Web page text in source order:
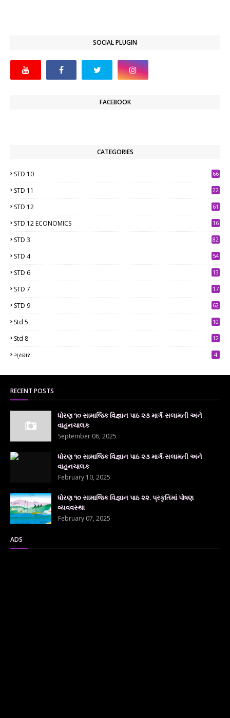
SOCIAL PLUGIN
FACEBOOK
CATEGORIES
STD 10 66
STD 11 22
STD 12 61
STD 12 ECONOMICS 16
STD 3 82
STD 4 54
STD 6
13
STD 7
17
STD 9 62
Std 5
10
Std 8
12
ગ્રામર 4
RECENT POSTS
ધોરણ ૧૦ સામાજિક વિજ્ઞાન પાઠ ૨૩ માર્ગ-સલામતી અને
વાહનચાલક
September 06, 2025
ધોરણ ૧૦ સામાજિક વિજ્ઞાન પાઠ ૨૩ માર્ગ-સલામતી અને
વાહનચાલક
February 10, 2025
ધોરણ ૧૦ સામાજિક વિજ્ઞાન પાઠ ૨૨. પ્રકૃતિમાં પોષણ
વ્યવવસ્થા
February 07, 2025
ADS